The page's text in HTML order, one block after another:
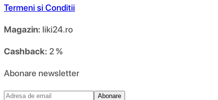
Termeni si Conditii
Magazin: liki24.ro
Cashback: 2 %
Abonare newsletter
Abonare